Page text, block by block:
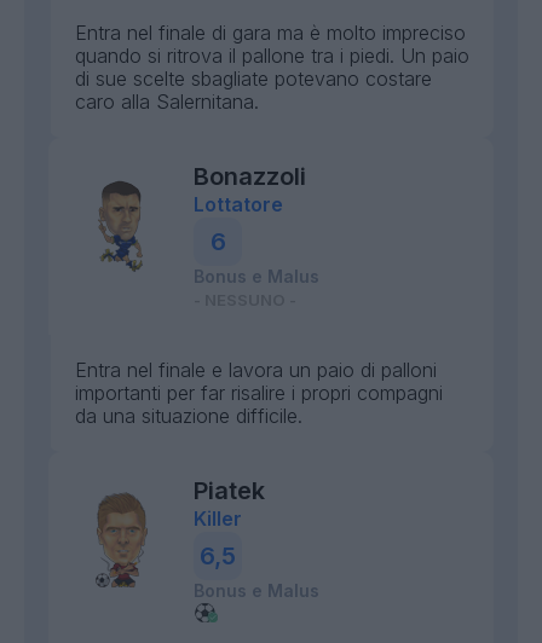
Entra nel finale di gara ma è molto impreciso
quando si ritrova il pallone tra i piedi. Un paio
di sue scelte sbagliate potevano costare
caro alla Salernitana.
Bonazzoli
Lottatore
6
Bonus e Malus
Entra nel finale e lavora un paio di palloni
importanti per far risalire i propri compagni
da una situazione difficile.
Piatek
Killer
6,5
Bonus e Malus